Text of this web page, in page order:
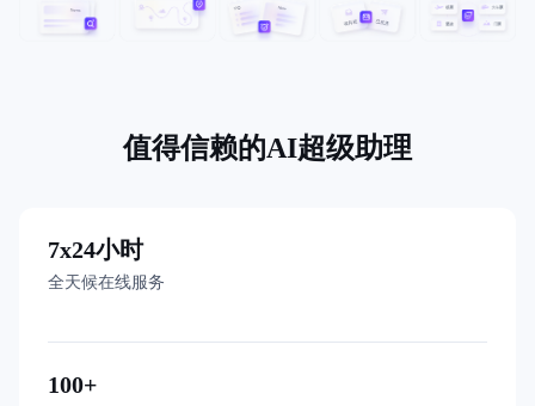
值得信赖的AI超级助理
7x24小时
全天候在线服务
100+